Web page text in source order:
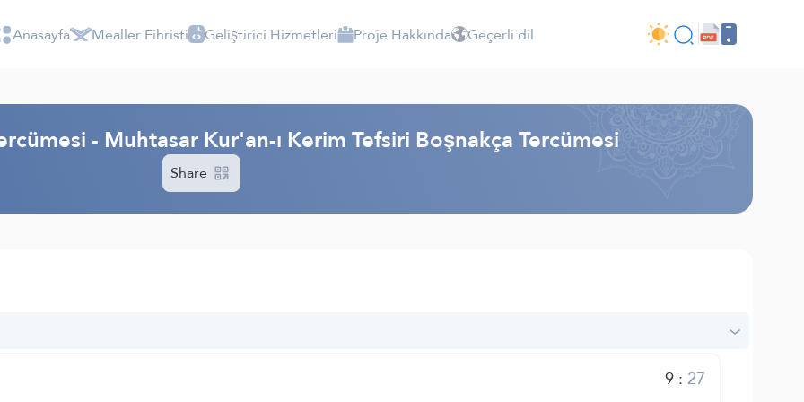
Anasayfa Mealler Fihristi Geliştirici Hizmetleri Proje Hakkında Geçerli dil
- Muhtasar Kur'an-ı Kerim Tefsiri Boşnakça Tercümesi
Share
9: 27